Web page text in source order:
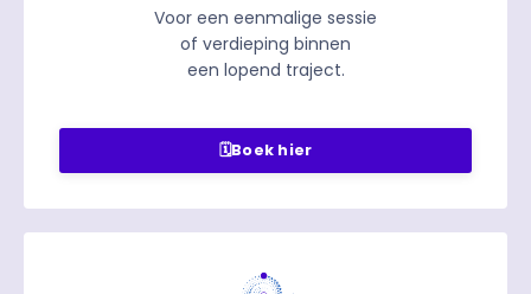
Voor een eenmalige sessie
of verdieping binnen
een lopend traject.
🗓️Boek hier